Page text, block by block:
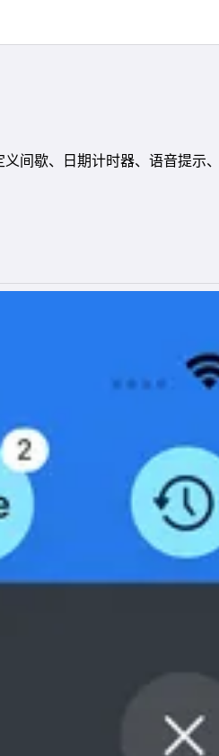
间歇、日期计时器、语音提示